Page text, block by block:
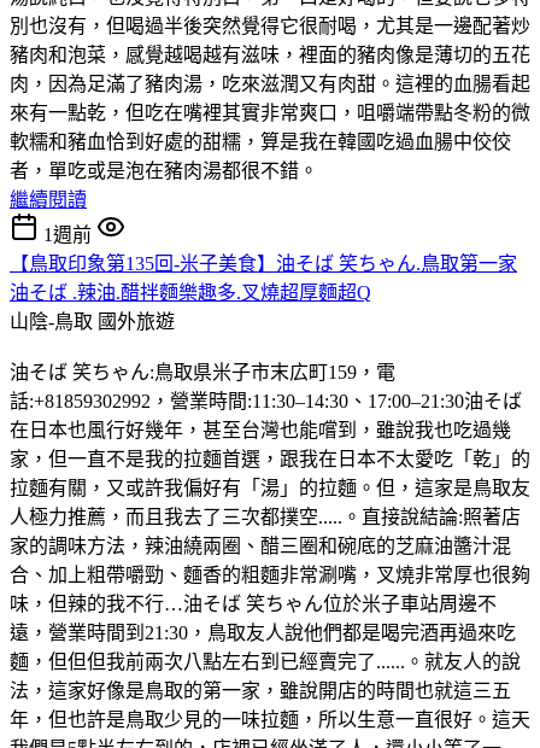
別也沒有，但喝過半後突然覺得它很耐喝，尤其是一邊配著炒
豬肉和泡菜，感覺越喝越有滋味，裡面的豬肉像是薄切的五花
肉，因為足滿了豬肉湯，吃來滋潤又有肉甜。這裡的血腸看起
來有一點乾，但吃在嘴裡其實非常爽口，咀嚼端帶點冬粉的微
軟糯和豬血恰到好處的甜糯，算是我在韓國吃過血腸中佼佼
者，單吃或是泡在豬肉湯都很不錯。
繼續閱讀
1週前
【鳥取印象第135回-米子美食】油そば 笑ちゃん.鳥取第一家
油そば .辣油.醋拌麵樂趣多.叉燒超厚麵超Q
山陰-鳥取 國外旅遊
油そば 笑ちゃん:鳥取県米子市末広町159，電
話:+81859302992，營業時間:11:30–14:30、17:00–21:30油そば
在日本也風行好幾年，甚至台灣也能嚐到，雖說我也吃過幾
家，但一直不是我的拉麵首選，跟我在日本不太愛吃「乾」的
拉麵有關，又或許我偏好有「湯」的拉麵。但，這家是鳥取友
人極力推薦，而且我去了三次都撲空.....。直接說結論:照著店
家的調味方法，辣油繞兩圈、醋三圈和碗底的芝麻油醬汁混
合、加上粗帶嚼勁、麵香的粗麵非常涮嘴，叉燒非常厚也很夠
味，但辣的我不行…油そば 笑ちゃん位於米子車站周邊不
遠，營業時間到21:30，鳥取友人說他們都是喝完酒再過來吃
麵，但但但我前兩次八點左右到已經賣完了......。就友人的說
法，這家好像是鳥取的第一家，雖說開店的時間也就這三五
年，但也許是鳥取少見的一味拉麵，所以生意一直很好。這天